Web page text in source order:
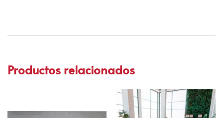
Productos relacionados